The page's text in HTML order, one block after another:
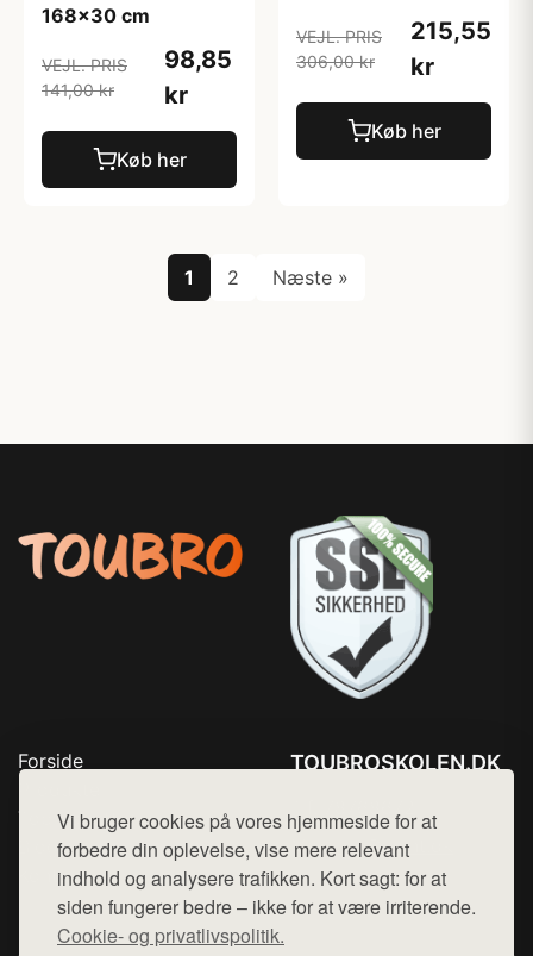
Vi bruger cookies på vores hjemmeside for at
forbedre din oplevelse, vise mere relevant
indhold og analysere trafikken. Kort sagt: for at
siden fungerer bedre – ikke for at være irriterende.
Cookie- og privatlivspolitik.
168x30 cm
VEJL. PRIS
141,00 kr
98,85
kr
Køb her
VEJL. PRIS
306,00 kr
215,55
kr
Køb her
1 2 Næste »
Forside
Top Rabatter
Blog
Kontakt
TOUBROSKOLEN.DK
Mail: hej@want.dk
Cookie- og privatlivspolitik